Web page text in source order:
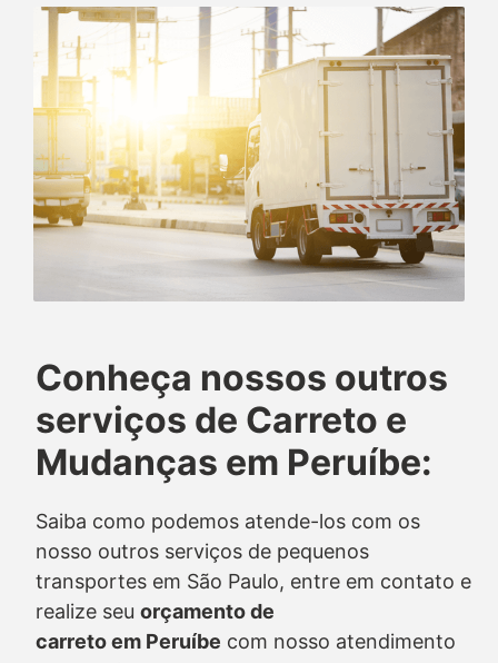
Conheça nossos outros
serviços de Carreto e
Mudanças em Peruíbe:
Saiba como podemos atende-los com os
nosso outros serviços de pequenos
transportes em São Paulo, entre em contato e
realize seu orçamento de
carretoem Peruíbe com nosso atendimento